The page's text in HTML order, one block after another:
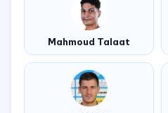
Mahmoud Talaat